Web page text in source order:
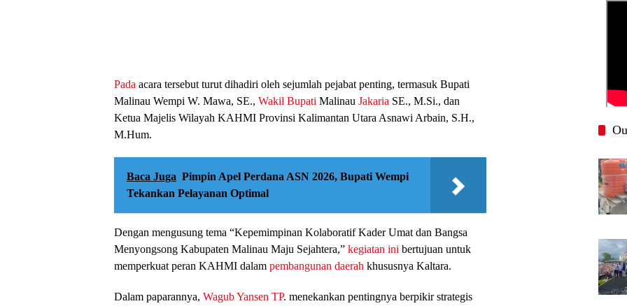
Pada acara tersebut turut dihadiri oleh sejumlah pejabat penting, termasuk Bupati
Malinau Wempi W. Mawa, SE., Wakil Bupati Malinau Jakaria SE., M.Si., dan
Ketua Majelis Wilayah KAHMI Provinsi Kalimantan Utara Asnawi Arbain, S.H.,
M.Hum.
Baca Juga Pimpin Apel Perdana ASN 2026, Bupati Wempi
Tekankan Pelayanan Optimal
Dengan mengusung tema “Kepemimpinan Kolaboratif Kader Umat dan Bangsa
Menyongsong Kabupaten Malinau Maju Sejahtera,” kegiatan ini bertujuan untuk
memperkuat peran KAHMI dalam pembangunan daerah khususnya Kaltara.
Dalam paparannya, Wagub Yansen TP. menekankan pentingnya berpikir strategis